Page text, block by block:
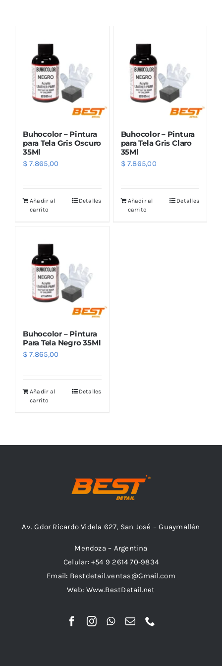
Combos
Mayorista
Marcas
Noticias
Buhocolor – Pintura
para Tela Gris Oscuro
35Ml
$ 7.865,00
Añadir al
carrito
Detalles
Buhocolor – Pintura
para Tela Gris Claro
35Ml
$7.865,00
Añadir al
carrito
Detalles
Buhocolor – Pintura
Para Tela Negro 35Ml
$ 7.865,00
Añadir al
carrito
Detalles
Av. Gdor Ricardo Videla 627, San José – Guaymallén
Mendoza – Argentina
Celular: +54 9 2614 70-9834
Email: Bestdetail.ventas@Gmail.com
Web: Www.BestDetail.net